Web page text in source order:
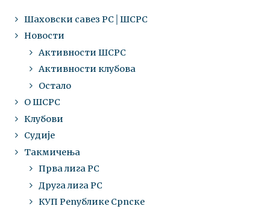
Шаховски савез РС│ШСРС
Новости
Активности ШСРС
Активности клубова
Остало
О ШСРС
Клубови
Судије
Такмичења
Прва лига РС
Друга лига РС
КУП Републике Српске